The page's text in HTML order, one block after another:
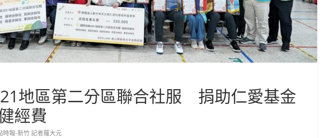
地區第二分區聯合社服 捐助仁愛基金
經費
時報-新竹 記者羅大元